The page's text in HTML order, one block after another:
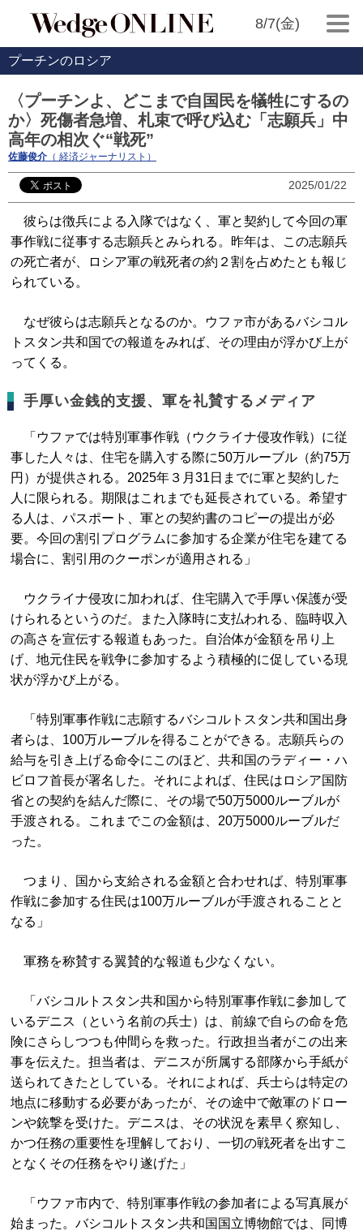
8/7(金)
プーチンのロシア
〈プーチンよ、どこまで自国民を犠牲にするの
か〉死傷者急増、札束で呼び込む「志願兵」中
高年の相次ぐ“戦死”
佐藤俊介 （ 経済ジャーナリスト）
2025/01/22
彼らは徴兵による入隊ではなく、軍と契約して今回の軍
事作戦に従事する志願兵とみられる。昨年は、この志願兵
の死亡者が、ロシア軍の戦死者の約２割を占めたとも報じ
られている。
なぜ彼らは志願兵となるのか。ウファ市があるバシコル
トスタン共和国での報道をみれば、その理由が浮かび上が
ってくる。
手厚い金銭的支援、軍を礼賛するメディア
「ウファでは特別軍事作戦（ウクライナ侵攻作戦）に従
事した人々は、住宅を購入する際に50万ルーブル（約75万
円）が提供される。2025年３月31日までに軍と契約した
人に限られる。期限はこれまでも延長されている。希望す
る人は、パスポート、軍との契約書のコピーの提出が必
要。今回の割引プログラムに参加する企業が住宅を建てる
場合に、割引用のクーポンが適用される」
ウクライナ侵攻に加われば、住宅購入で手厚い保護が受
けられるというのだ。また入隊時に支払われる、臨時収入
の高さを宣伝する報道もあった。自治体が金額を吊り上
げ、地元住民を戦争に参加するよう積極的に促している現
状が浮かび上がる。
「特別軍事作戦に志願するバシコルトスタン共和国出身
者らは、100万ルーブルを得ることができる。志願兵らの
給与を引き上げる命令にこのほど、共和国のラディー・ハ
ビロフ首長が署名した。それによれば、住民はロシア国防
省との契約を結んだ際に、その場で50万5000ルーブルが
手渡される。これまでこの金額は、20万5000ルーブルだ
った。
つまり、国から支給される金額と合わせれば、特別軍事
作戦に参加する住民は100万ルーブルが手渡されることと
なる」
軍務を称賛する翼賛的な報道も少なくない。
「バシコルトスタン共和国から特別軍事作戦に参加して
いるデニス（という名前の兵士）は、前線で自らの命を危
険にさらしつつも仲間らを救った。行政担当者がこの出来
事を伝えた。担当者は、デニスが所属する部隊から手紙が
送られてきたとしている。それによれば、兵士らは特定の
地点に移動する必要があったが、その途中で敵軍のドロー
ンや銃撃を受けた。デニスは、その状況を素早く察知し、
かつ任務の重要性を理解しており、一切の戦死者を出すこ
となくその任務をやり遂げた」
「ウファ市内で、特別軍事作戦の参加者による写真展が
始まった。バシコルトスタン共和国国立博物館では、同博